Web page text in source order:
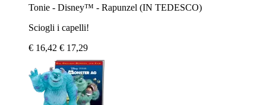
Tonie - Disney™ - Rapunzel (IN TEDESCO)
Sciogli i capelli!
€ 16,42 € 17,29